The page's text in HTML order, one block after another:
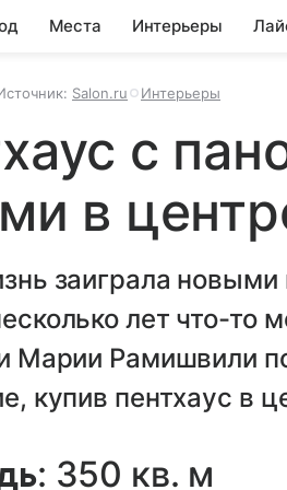
Места Интерьеры
Salon.ru Интерьеры
с
в
заиграла новыми
лет что-то
Марии Рамишвили
купив пентхаус в
: 350 кв. м